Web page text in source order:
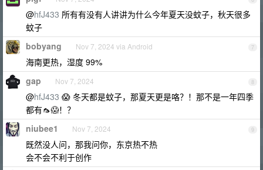
@hfJ433 所有有没有人讲讲为什么今年夏天没蚊子，秋天很多
蚊子
7
bobyang Nov 7, 2024 via Android
海南更热，湿度 99%
8
gap Nov 7, 2024
@hfJ433 😱 冬天都是蚊子，那夏天更是咯？！那不是一年四季
都有🦟😱！？
9
niubee1 Nov 7, 2024
既然没人问，那我问你，东京热不热
会不会不利于创作